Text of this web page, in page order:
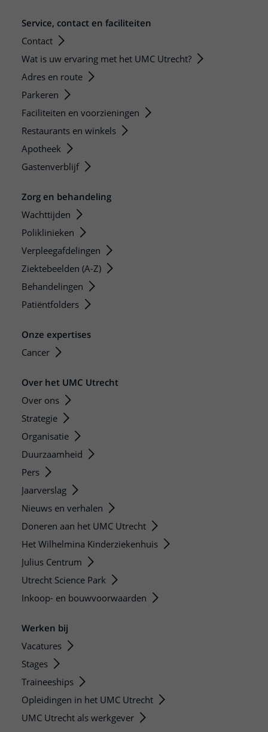
Service, contact en faciliteiten
Contact
Wat is uw ervaring met het UMC Utrecht?
Adres en route
Parkeren
Faciliteiten en voorzieningen
Restaurants en winkels
Apotheek
Gastenverblijf
Zorg en behandeling
Wachttijden
Poliklinieken
Verpleegafdelingen
Ziektebeelden (A-Z)
Behandelingen
Patiëntfolders
Onze expertises
Cancer
Over het UMC Utrecht
Over ons
Strategie
Organisatie
Duurzaamheid
Pers
Jaarverslag
Nieuws en verhalen
Doneren aan het UMC Utrecht
Het Wilhelmina Kinderziekenhuis
Julius Centrum
Utrecht Science Park
Inkoop- en bouwvoorwaarden
Werken bij
Vacatures
Stages
Traineeships
Opleidingen in het UMC Utrecht
UMC Utrecht als werkgever